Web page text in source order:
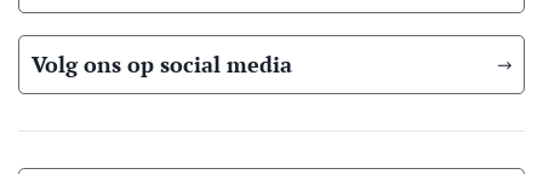
Volg ons op social media